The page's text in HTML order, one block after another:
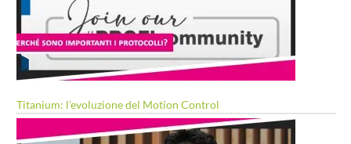
Titanium: l’evoluzione del Motion Control